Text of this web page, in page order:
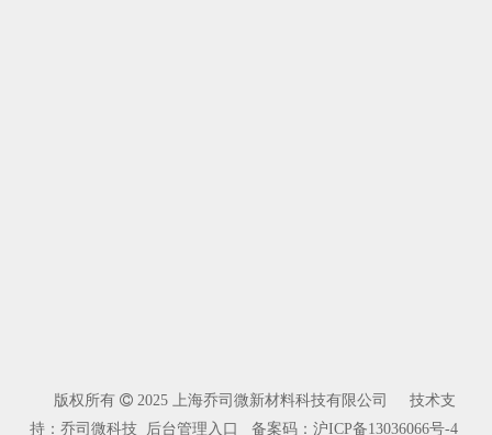
版权所有  2025 上海乔司微新材料科技有限公司 技术支
持：乔司微科技 后台管理入口 备案码： 沪ICP备13036066号-4